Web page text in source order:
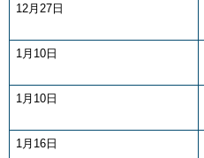
12月27日
1月10日
1月10日
1月16日